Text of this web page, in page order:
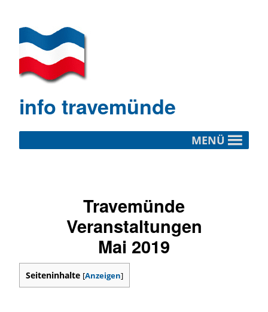
info travemünde
MENÜ
Travemünde
Veranstaltungen
Mai 2019
Seiteninhalte [Anzeigen]